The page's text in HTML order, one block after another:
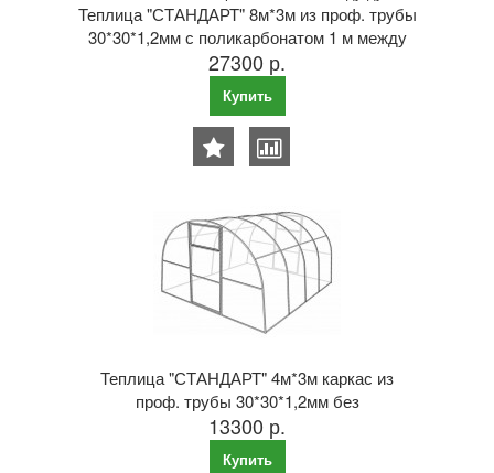
Теплица "СТАНДАРТ" 8м*3м из проф. трубы
30*30*1,2мм с поликарбонатом 1 м между
дугами
27300 р.
Купить
Теплица "СТАНДАРТ" 4м*3м каркас из
проф. трубы 30*30*1,2мм без
поликарбоната 65 см между дугами
13300 р.
Купить